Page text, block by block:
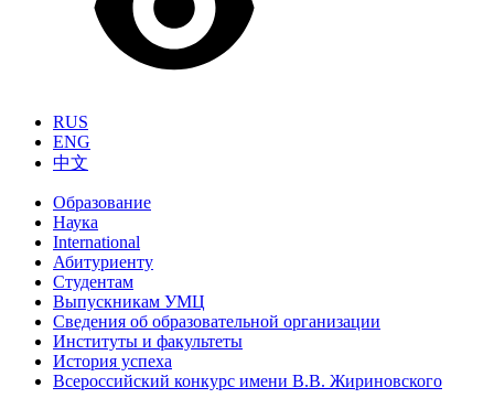
RUS
ENG
中文
Образование
Наука
International
Абитуриенту
Студентам
Выпускникам УМЦ
Сведения об образовательной организации
Институты и факультеты
История успеха
Всероссийский конкурс имени В.В. Жириновского